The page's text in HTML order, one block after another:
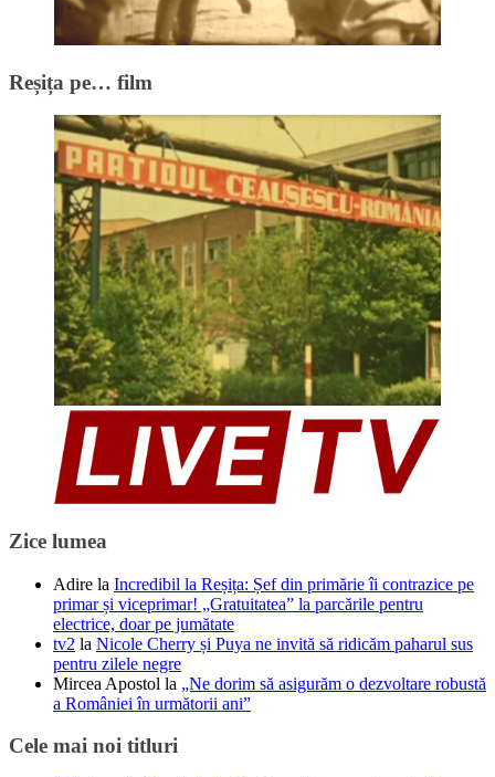
Reșița pe… film
Zice lumea
Adire la Incredibil la Reșița: Șef din primărie îi contrazice pe
primar și viceprimar! „Gratuitatea” la parcările pentru
electrice, doar pe jumătate
tv2 la Nicole Cherry și Puya ne invită să ridicăm paharul sus
pentru zilele negre
Mircea Apostol la „Ne dorim să asigurăm o dezvoltare robustă
a României în următorii ani”
Cele mai noi titluri